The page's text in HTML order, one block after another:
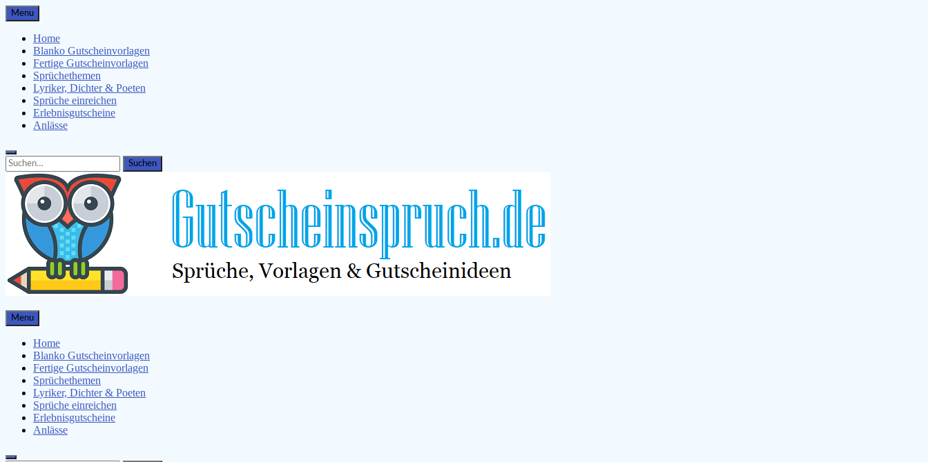
Skip
to
content
Menu
Home
Blanko Gutscheinvorlagen
Fertige Gutscheinvorlagen
Sprüchethemen
Lyriker, Dichter & Poeten
Sprüche einreichen
Erlebnisgutscheine
Anlässe
Search
for:
Search
Gutscheinspruch.de
Gutscheinsprüche & Gutscheinvorlagen finden
Menu
Home
Blanko Gutscheinvorlagen
Fertige Gutscheinvorlagen
Sprüchethemen
Lyriker, Dichter & Poeten
Sprüche einreichen
Erlebnisgutscheine
Anlässe